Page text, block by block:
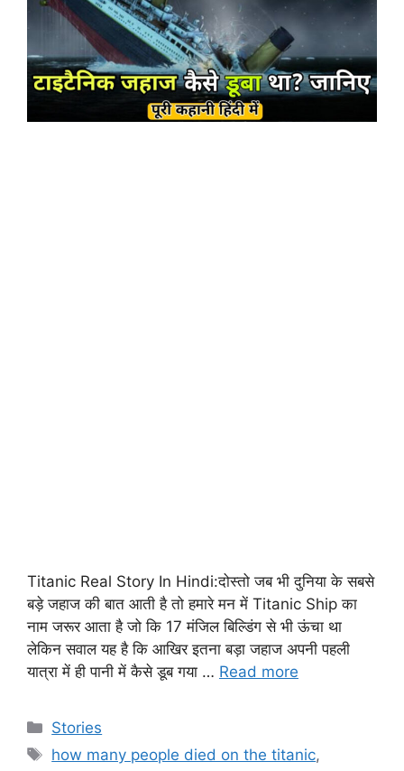
Titanic Real Story In Hindi:दोस्तो जब भी दुनिया के सबसे
बड़े जहाज की बात आती है तो हमारे मन में Titanic Ship का
नाम जरूर आता है जो कि 17 मंजिल बिल्डिंग से भी ऊंचा था
लेकिन सवाल यह है कि आखिर इतना बड़ा जहाज अपनी पहली
यात्रा में ही पानी में कैसे डूब गया … Read more
Stories
how many people died on the titanic,